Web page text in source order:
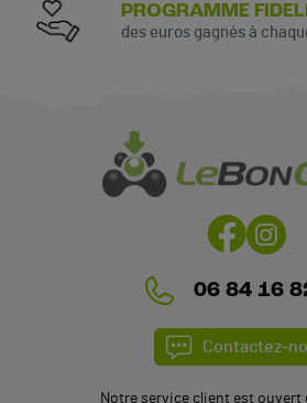
(2 avis)
PROGRAMME
des euros gagnés à
06 84 16
Contactez-
Notre service client est ouvert